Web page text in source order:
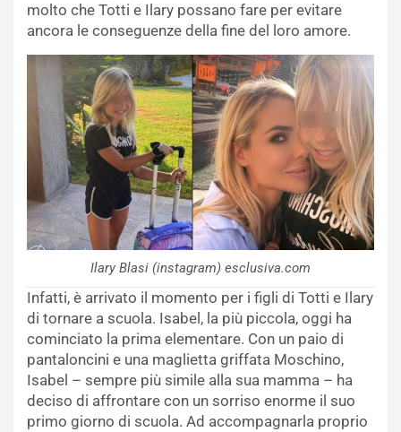
molto che Totti e Ilary possano fare per evitare
ancora le conseguenze della fine del loro amore.
Ilary Blasi (instagram) esclusiva.com
Infatti, è arrivato il momento per i figli di Totti e Ilary
di tornare a scuola. Isabel, la più piccola, oggi ha
cominciato la prima elementare. Con un paio di
pantaloncini e una maglietta griffata Moschino,
Isabel – sempre più simile alla sua mamma – ha
deciso di affrontare con un sorriso enorme il suo
primo giorno di scuola. Ad accompagnarla proprio